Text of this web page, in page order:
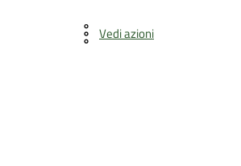
Vedi azioni